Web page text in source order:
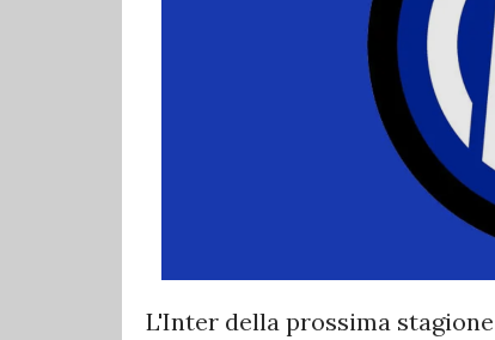
L'Inter della prossima